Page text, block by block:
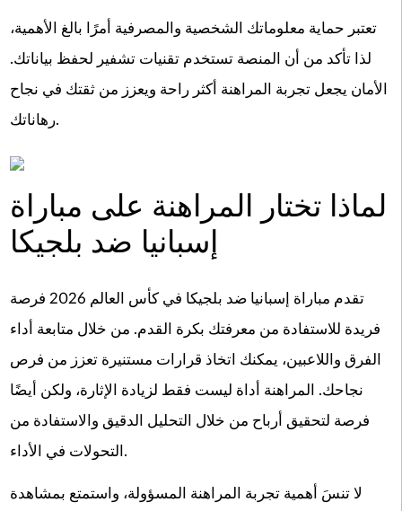
تعتبر حماية معلوماتك الشخصية والمصرفية أمرًا بالغ الأهمية،
لذا تأكد من أن المنصة تستخدم تقنيات تشفير لحفظ بياناتك.
الأمان يجعل تجربة المراهنة أكثر راحة ويعزز من ثقتك في نجاح
رهاناتك.
لماذا تختار المراهنة على مباراة
إسبانيا ضد بلجيكا
تقدم مباراة إسبانيا ضد بلجيكا في كأس العالم 2026 فرصة
فريدة للاستفادة من معرفتك بكرة القدم. من خلال متابعة أداء
الفرق واللاعبين، يمكنك اتخاذ قرارات مستنيرة تعزز من فرص
نجاحك. المراهنة أداة ليست فقط لزيادة الإثارة، ولكن أيضًا
فرصة لتحقيق أرباح من خلال التحليل الدقيق والاستفادة من
التحولات في الأداء.
لا تنسَ أهمية تجربة المراهنة المسؤولة، واستمتع بمشاهدة